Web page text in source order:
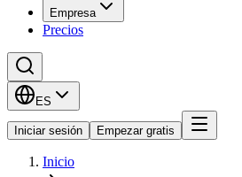
Empresa
Precios
ES
Iniciar sesión Empezar gratis
Inicio